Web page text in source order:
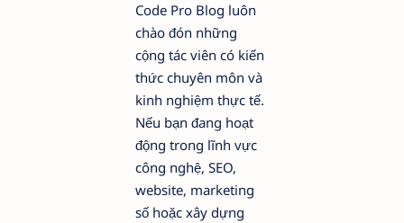
Code Pro Blog luôn
chào đón những
cộng tác viên có kiến
thức chuyên môn và
kinh nghiệm thực tế.
Nếu bạn đang hoạt
động trong lĩnh vực
công nghệ, SEO,
website, marketing
số hoặc xây dựng